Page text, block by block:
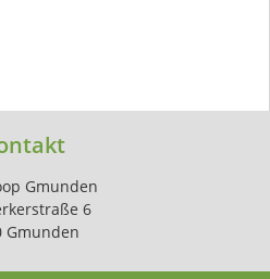
Gmunden
6
Gmunden